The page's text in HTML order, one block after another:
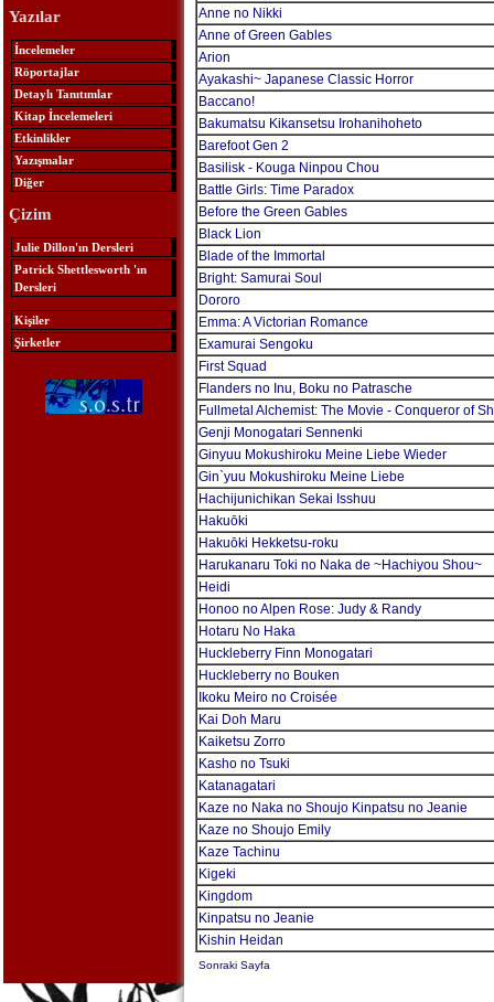
Yazılar
İncelemeler
Röportajlar
Detaylı Tanıtımlar
Kitap İncelemeleri
Etkinlikler
Yazışmalar
Diğer
Çizim
Julie Dillon'ın Dersleri
Patrick Shettlesworth 'ın
Dersleri
Kişiler
Şirketler
Anne no Nikki
Anne of Green Gables
Arion
Ayakashi~ Japanese Classic Horror
Baccano!
Bakumatsu Kikansetsu Irohanihoheto
Barefoot Gen 2
Basilisk - Kouga Ninpou Chou
Battle Girls: Time Paradox
Before the Green Gables
Black Lion
Blade of the Immortal
Bright: Samurai Soul
Dororo
Emma: A Victorian Romance
Examurai Sengoku
First Squad
Flanders no Inu, Boku no Patrasche
Fullmetal Alchemist: The Movie - Conqueror of
Genji Monogatari Sennenki
Ginyuu Mokushiroku Meine Liebe Wieder
Gin`yuu Mokushiroku Meine Liebe
Hachijunichikan Sekai Isshuu
Hakuōki
Hakuōki Hekketsu-roku
Harukanaru Toki no Naka de ~Hachiyou Shou~
Heidi
Honoo no Alpen Rose: Judy & Randy
Hotaru No Haka
Huckleberry Finn Monogatari
Huckleberry no Bouken
Ikoku Meiro no Croisée
Kai Doh Maru
Kaiketsu Zorro
Kasho no Tsuki
Katanagatari
Kaze no Naka no Shoujo Kinpatsu no Jeanie
Kaze no Shoujo Emily
Kaze Tachinu
Kigeki
Kingdom
Kinpatsu no Jeanie
Kishin Heidan
Sonraki Sayfa